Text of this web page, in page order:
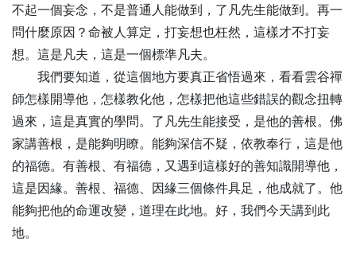
不起一個妄念，不是普通人能做到，了凡先生能做到。再一
問什麼原因？命被人算定，打妄想也枉然，這樣才不打妄
想。這是凡夫，這是一個標準凡夫。
我們要知道，從這個地方要真正省悟過來，看看雲谷禪
師怎樣開導他，怎樣教化他，怎樣把他這些錯誤的觀念扭轉
過來，這是真實的學問。了凡先生能接受，是他的善根。佛
家講善根，是能夠明瞭。能夠深信不疑，依教奉行，這是他
的福德。有善根、有福德，又遇到這樣好的善知識開導他，
這是因緣。善根、福德、因緣三個條件具足，他成就了。他
能夠把他的命運改變，道理在此地。好，我們今天講到此
地。